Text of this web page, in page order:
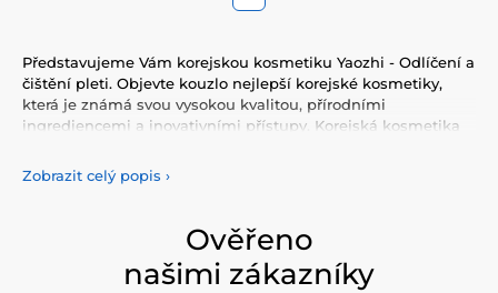
Představujeme Vám korejskou kosmetiku Yaozhi - Odlíčení a
čištění pleti. Objevte kouzlo nejlepší korejské kosmetiky,
která je známá svou vysokou kvalitou, přírodními
ingrediencemi a inovativními přístupy. Korejská kosmetika
Vyzkoušejte tonery, séra, esence, pleťové krémy, vše pro
odlíčení a čištění pleti. Korejská kosmetika se také
opalovacími krémy. Doporučujeme také vyzkoušet péči o
vlasy, jako jsou šampony, kondicionery, masky, oleje a další.
Nesmíme zapomenout také na dekorativní kosmetiku pro
Zobrazit celý popis ›
Ověřeno
našimi zákazníky